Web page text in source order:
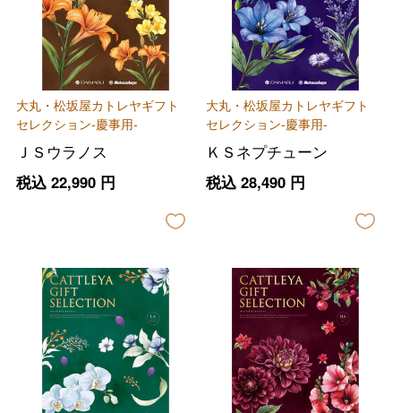
大丸・松坂屋カトレヤギフト
セレクション-慶事用-
ＪＳウラノス
税込 22,990円
大丸・松坂屋カトレヤギフト
セレクション-慶事用-
ＫＳネプチューン
税込 28,490円